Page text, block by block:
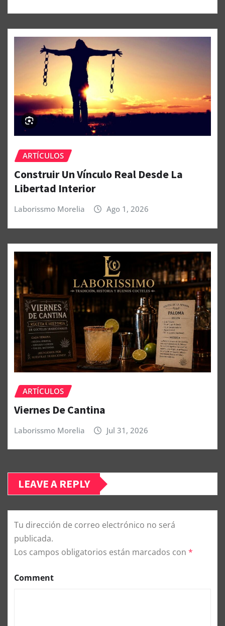
ARTÍCULOS
Construir Un Vínculo Real Desde La
Libertad Interior
Laborissmo Morelia Ago 1, 2026
ARTÍCULOS
Viernes De Cantina
Laborissmo Morelia Jul 31, 2026
LEAVE A REPLY
Tu dirección de correo electrónico no será
publicada.
Los campos obligatorios están marcados con *
Comment